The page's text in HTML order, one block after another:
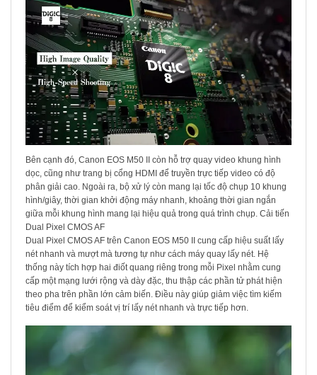
Bên cạnh đó, Canon EOS M50 II còn hỗ trợ quay video khung hình
dọc, cũng như trang bị cổng HDMI để truyền trực tiếp video có độ
phân giải cao. Ngoài ra, bộ xử lý còn mang lại tốc độ chụp 10 khung
hình/giây, thời gian khởi động máy nhanh, khoảng thời gian ngắn
giữa mỗi khung hình mang lại hiệu quả trong quá trình chụp. Cải tiến
Dual Pixel CMOS AF
Dual Pixel CMOS AF trên Canon EOS M50 II cung cấp hiệu suất lấy
nét nhanh và mượt mà tương tự như cách máy quay lấy nét. Hệ
thống này tích hợp hai điốt quang riêng trong mỗi Pixel nhằm cung
cấp một mạng lưới rộng và dày đặc, thu thập các phần tử phát hiện
theo pha trên phần lớn cảm biến. Điều này giúp giảm việc tìm kiếm
tiêu điểm để kiểm soát vị trí lấy nét nhanh và trực tiếp hơn.